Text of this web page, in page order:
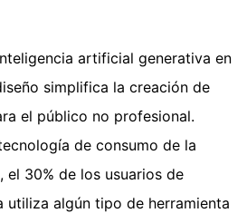
artificial generativa en
simplifica la creación de
el público no profesional.
de consumo de la
el 30% de los usuarios de
utiliza algún tipo de herramienta